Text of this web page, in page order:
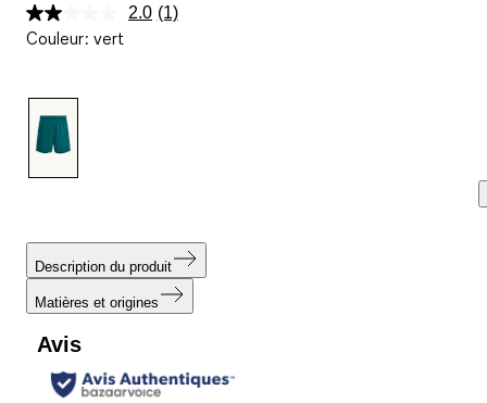
2.0 Lire
(1)
Couleur: vert
Description du produit
Matières et origines
Avis